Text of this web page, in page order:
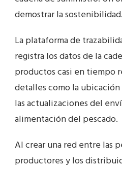
demostrar la sostenibilidad.
La plataforma de
registra los datos de la
productos casi en tiempo
detalles como la
las actualizaciones del
alimentación del pescado.
Al crear una red entre las
productores y los